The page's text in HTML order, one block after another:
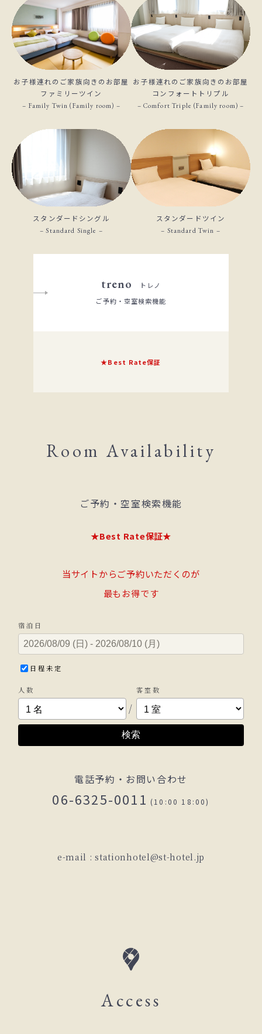
お子様連れのご家族向きのお部屋
ファミリーツイン
– Family Twin (Family room) –
お子様連れのご家族向きのお部屋
コンフォートトリプル
– Comfort Triple (Family room) –
スタンダードシングル
– Standard Single –
スタンダードツイン
– Standard Twin –
treno
トレノ
ご予約・空室検索機能
★Best Rate保証
Room Availability
ご予約・空室検索機能
★Best Rate保証★
当サイトからご予約いただくのが
最もお得です
宿泊日
日程未定
人数
/
客室数
検索
電話予約・お問い合わせ
06-6325-0011 (10:00 18:00)
e-mail :stationhotel@st-hotel.jp
Access